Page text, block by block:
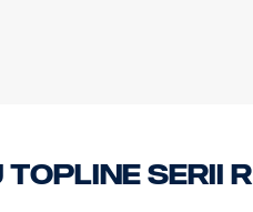
serii R